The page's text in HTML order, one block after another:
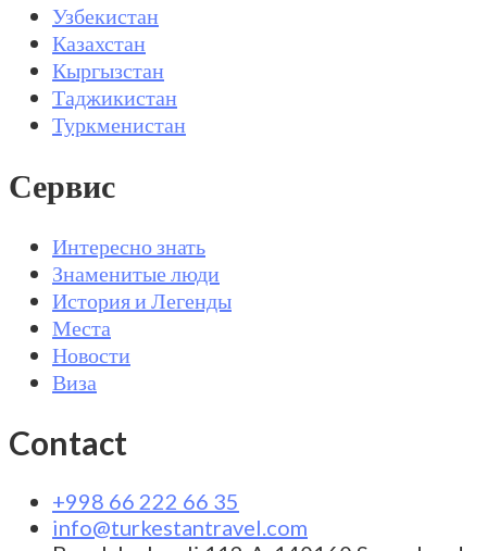
Узбекистан
Казахстан
Кыргызстан
Таджикистан
Туркменистан
Сервис
Интересно знать
Знаменитые люди
История и Легенды
Места
Новости
Виза
Contact
+998 66 222 66 35
info@turkestantravel.com